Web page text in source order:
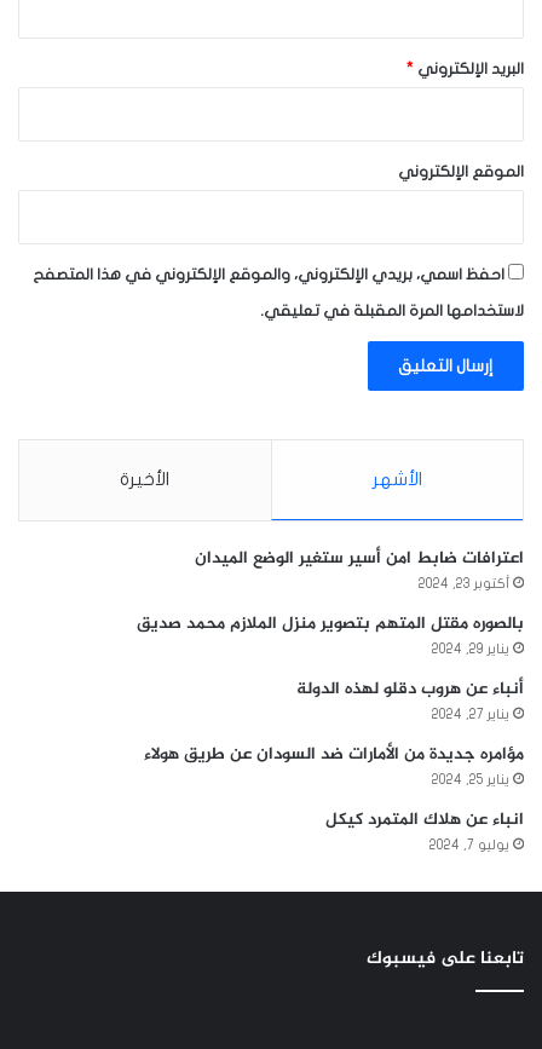
البريد الإلكتروني *
الموقع الإلكتروني
احفظ اسمي، بريدي الإلكتروني، والموقع الإلكتروني في هذا المتصفح
لاستخدامها المرة المقبلة في تعليقي.
الأشهر الأخيرة
اعترافات ضابط امن أسير ستغير الوضع الميدان
أكتوبر 23, 2024
بالصوره مقتل المتهم بتصوير منزل الملازم محمد صديق
يناير 29, 2024
أنباء عن هروب دقلو لهذه الدولة
يناير 27, 2024
مؤامره جديدة من الأمارات ضد السودان عن طريق هولاء
يناير 25, 2024
انباء عن هلاك المتمرد كيكل
يوليو 7, 2024
تابعنا على فيسبوك